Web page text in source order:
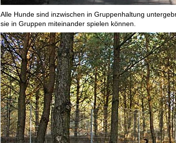
Alle Hunde sind inzwischen in Gruppenhaltung
sie in Gruppen miteinander spielen können.